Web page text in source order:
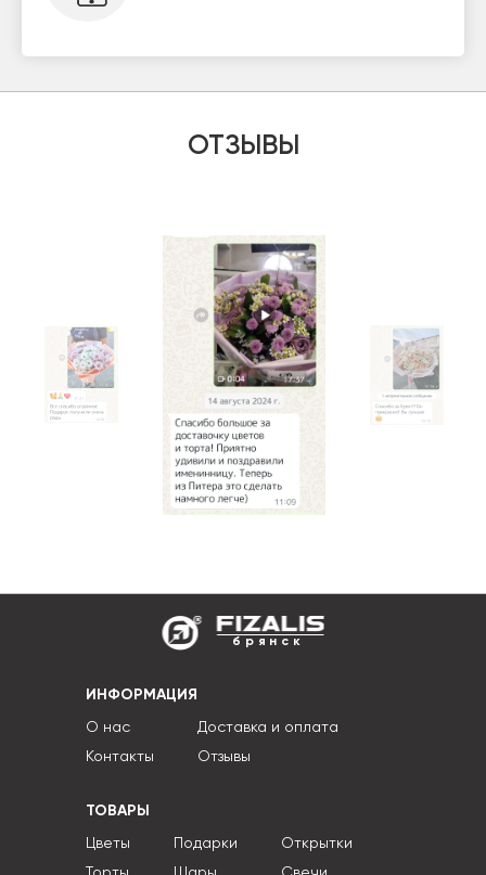
ОТЗЫВЫ
брянск
ИНФОРМАЦИЯ
О нас
Контакты
Доставка и оплата
Отзывы
ТОВАРЫ
Цветы
Подарки
Открытки